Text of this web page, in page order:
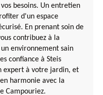
besoins. Un entretien
d'un espace
En prenant soin de
contribuez à la
environnement sain
confiance à Steis
expert à votre jardin, et
harmonie avec la
Campouriez.